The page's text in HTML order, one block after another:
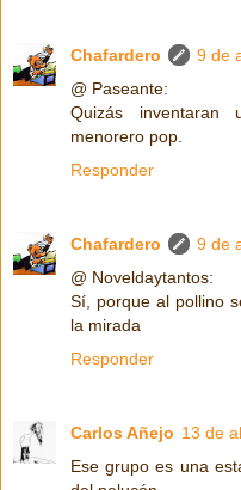
Chafardero
9 de
@ Paseante:
Quizás inventaran
menorero pop.
Responder
Chafardero
9 de
@ Noveldaytantos:
Sí, porque al pollino
la mirada
Responder
Carlos Añejo 13 de
Ese grupo es una